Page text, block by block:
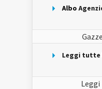
Albo
Leggi tutte